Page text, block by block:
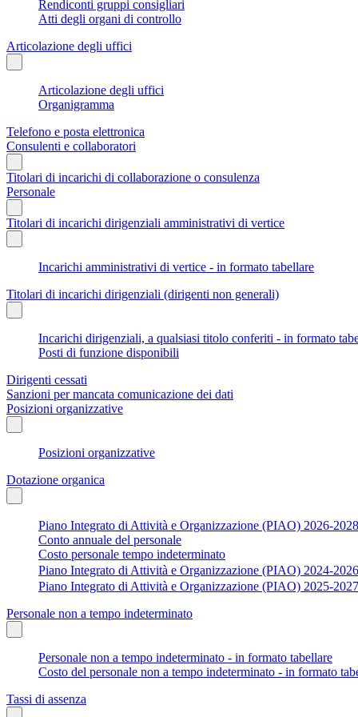
Rendiconti gruppi consigliari
Atti degli organi di controllo
Articolazione degli uffici
Articolazione degli uffici
Organigramma
Telefono e posta elettronica
Consulenti e collaboratori
Titolari di incarichi di collaborazione o consulenza
Personale
Titolari di incarichi dirigenziali amministrativi di vertice
Incarichi amministrativi di vertice - in formato tabellare
Titolari di incarichi dirigenziali (dirigenti non generali)
Incarichi dirigenziali, a qualsiasi titolo conferiti - in formato
Posti di funzione disponibili
Dirigenti cessati
Sanzioni per mancata comunicazione dei dati
Posizioni organizzative
Posizioni organizzative
Dotazione organica
Piano Integrato di Attività e Organizzazione (PIAO) 2026-2028
Conto annuale del personale
Costo personale tempo indeterminato
Piano Integrato di Attività e Organizzazione (PIAO) 2024-2026
Piano Integrato di Attività e Organizzazione (PIAO) 2025-2027
Personale non a tempo indeterminato
Personale non a tempo indeterminato - in formato tabellare
Costo del personale non a tempo indeterminato - in formato
Tassi di assenza